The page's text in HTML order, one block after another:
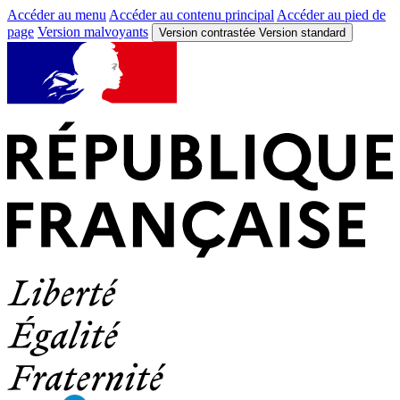
Accéder au menu Accéder au contenu principal Accéder au pied de
page Version malvoyants Version contrastée Version standard